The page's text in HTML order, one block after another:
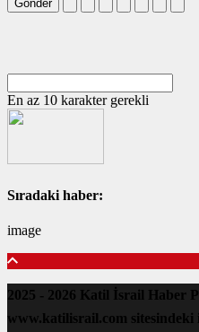
Gönder
En az 10 karakter gerekli
Sıradaki haber:
image
2025 - 2026 Katil İsrail Haber
www.katilisrail.com